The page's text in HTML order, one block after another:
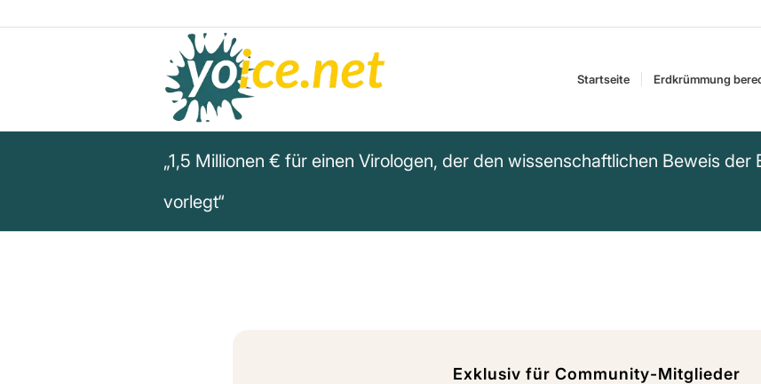
Startseite Erdkrümmung
„1,5 Millionen € für einen Virologen, der den wissenschaftlichen Beweis der
vorlegt“
Exklusiv für Community-Mitglieder